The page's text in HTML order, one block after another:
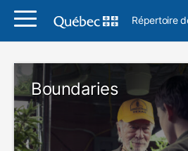
Répertoire
Boundaries